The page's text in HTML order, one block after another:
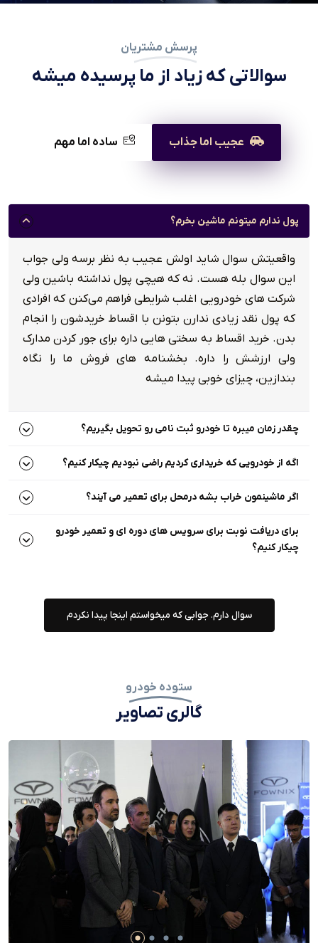
پرسش مشتریان
سوالاتی که زیاد از ما پرسیده میشه
عجیب اما جذاب ساده اما مهم
پول ندارم میتونم ماشین بخرم؟
واقعیتش سوال شاید اولش عجیب به نظر برسه ولی جواب
این سوال بله هست. نه که هیچی پول نداشته باشین ولی
شرکت های خودرویی اغلب شرایطی فراهم می‌کنن که افرادی
که پول نقد زیادی ندارن بتونن با اقساط خریدشون را انجام
بدن. خرید اقساط به سختی هایی داره برای جور کردن مدارک
ولی ارزشش را داره. بخشنامه های فروش ما را نگاه
بندازین، چیزای خوبی پیدا میشه
چقدر زمان میبره تا خودرو ثبت نامی رو تحویل بگیریم؟
اگه از خودرویی که خریداری کردیم راضی نبودیم چیکار کنیم؟
اگر ماشینمون خراب بشه درمحل برای تعمیر می آیند؟
برای دریافت نوبت برای سرویس های دوره ای و تعمیر خودرو
چیکار کنیم؟
سوال دارم. جوابی که میخواستم اینجا پیدا نکردم
ستوده خودرو
گالری تصاویر